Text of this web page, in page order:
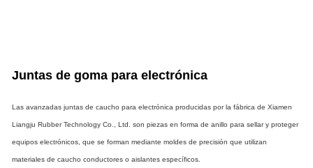
Juntas de goma para electrónica
Las avanzadas juntas de caucho para electrónica producidas por la fábrica de Xiamen
Liangju Rubber Technology Co., Ltd. son piezas en forma de anillo para sellar y proteger
equipos electrónicos, que se forman mediante moldes de precisión que utilizan
materiales de caucho conductores o aislantes específicos.